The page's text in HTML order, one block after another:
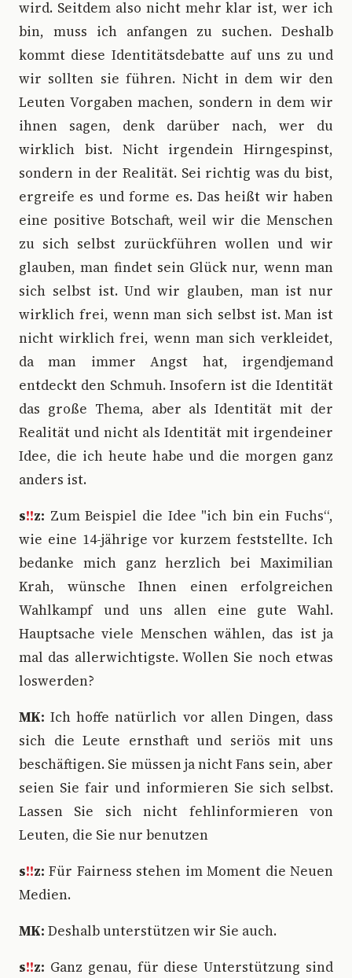
wird. Seitdem also nicht mehr klar ist, wer ich
bin, muss ich anfangen zu suchen. Deshalb
kommt diese Identitätsdebatte auf uns zu und
wir sollten sie führen. Nicht in dem wir den
Leuten Vorgaben machen, sondern in dem wir
ihnen sagen, denk darüber nach, wer du
wirklich bist. Nicht irgendein Hirngespinst,
sondern in der Realität. Sei richtig was du bist,
ergreife es und forme es. Das heißt wir haben
eine positive Botschaft, weil wir die Menschen
zu sich selbst zurückführen wollen und wir
glauben, man findet sein Glück nur, wenn man
sich selbst ist. Und wir glauben, man ist nur
wirklich frei, wenn man sich selbst ist. Man ist
nicht wirklich frei, wenn man sich verkleidet,
da man immer Angst hat, irgendjemand
entdeckt den Schmuh. Insofern ist die Identität
das große Thema, aber als Identität mit der
Realität und nicht als Identität mit irgendeiner
Idee, die ich heute habe und die morgen ganz
anders ist.
s!!z: Zum Beispiel die Idee "ich bin ein Fuchs“,
wie eine 14-jährige vor kurzem feststellte. Ich
bedanke mich ganz herzlich bei Maximilian
Krah, wünsche Ihnen einen erfolgreichen
Wahlkampf und uns allen eine gute Wahl.
Hauptsache viele Menschen wählen, das ist ja
mal das allerwichtigste. Wollen Sie noch etwas
loswerden?
MK: Ich hoffe natürlich vor allen Dingen, dass
sich die Leute ernsthaft und seriös mit uns
beschäftigen. Sie müssen ja nicht Fans sein, aber
seien Sie fair und informieren Sie sich selbst.
Lassen Sie sich nicht fehlinformieren von
Leuten, die Sie nur benutzen
s!!z: Für Fairness stehen im Moment die Neuen
Medien.
MK: Deshalb unterstützen wir Sie auch.
s!!z: Ganz genau, für diese Unterstützung sind